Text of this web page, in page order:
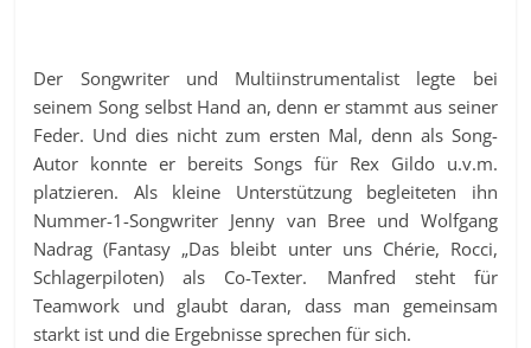
Der Songwriter und Multiinstrumentalist legte bei
seinem Song selbst Hand an, denn er stammt aus seiner
Feder. Und dies nicht zum ersten Mal, denn als Song-
Autor konnte er bereits Songs für Rex Gildo u.v.m.
platzieren. Als kleine Unterstützung begleiteten ihn
Nummer-1-Songwriter Jenny van Bree und Wolfgang
Nadrag (Fantasy „Das bleibt unter uns Chérie, Rocci,
Schlagerpiloten) als Co-Texter. Manfred steht für
Teamwork und glaubt daran, dass man gemeinsam
starkt ist und die Ergebnisse sprechen für sich.